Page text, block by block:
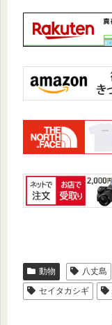
動物 八丈島
セイタカシギ